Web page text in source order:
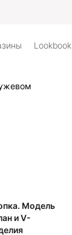
Lookbook
Модель
и V-